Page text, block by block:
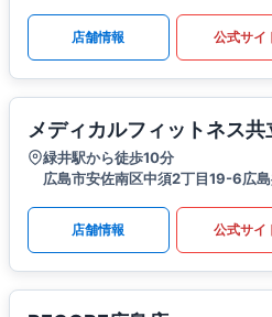
店舗情報 公式サイ
メディカルフィットネス共
緑井駅から徒歩10分
広島市安佐南区中須2丁目19-6広
店舗情報 公式サイ